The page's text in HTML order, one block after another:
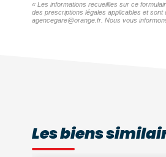
« Les informations recueillies sur ce
des prescriptions légales applicables et
agencegare@orange.fr. Nous vous
Les biens